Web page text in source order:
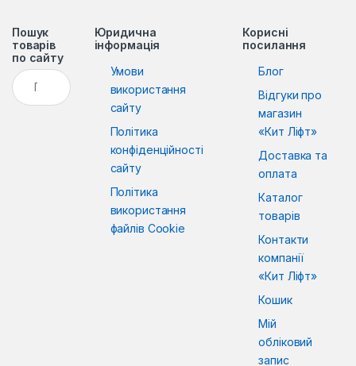
Пошук
товарів
по сайту
Пошук:
Юридична
інформація
Умови
використання
сайту
Політика
конфіденційності
сайту
Політика
використання
файлів Cookie
Корисні
посилання
Блог
Відгуки про
магазин
«Кит Ліфт»
Доставка та
оплата
Каталог
товарів
Контакти
компанії
«Кит Ліфт»
Кошик
Мій
обліковий
запис